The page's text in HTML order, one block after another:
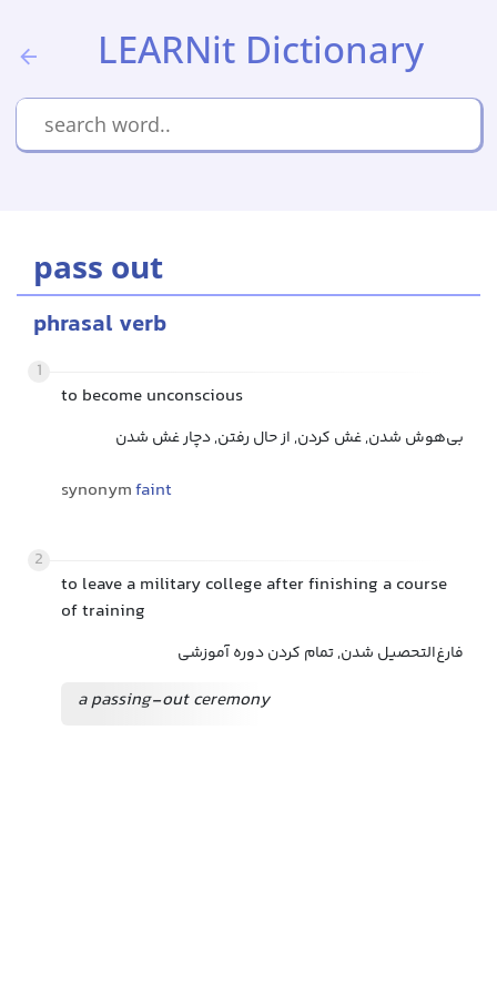
LEARNit Dictionary
pass out
phrasal verb
1
to become unconscious
بی‌هوش شدن, غش کردن, از حال رفتن, دچار غش شدن
synonymfaint
2
to leave a military college after finishing a course
of training
فارغ‌التحصیل شدن, تمام کردن دوره آموزشی
a passing-out ceremony